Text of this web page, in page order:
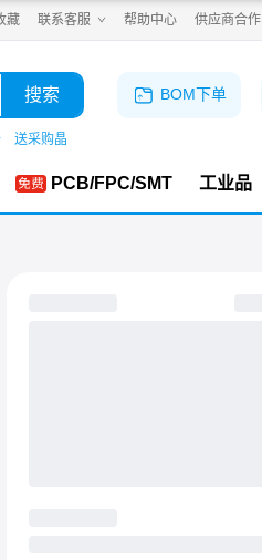
藏 联系客服 帮助中心 供应商合作
搜索
送采购晶
BOM下单
PCB/FPC/SMT 工业品